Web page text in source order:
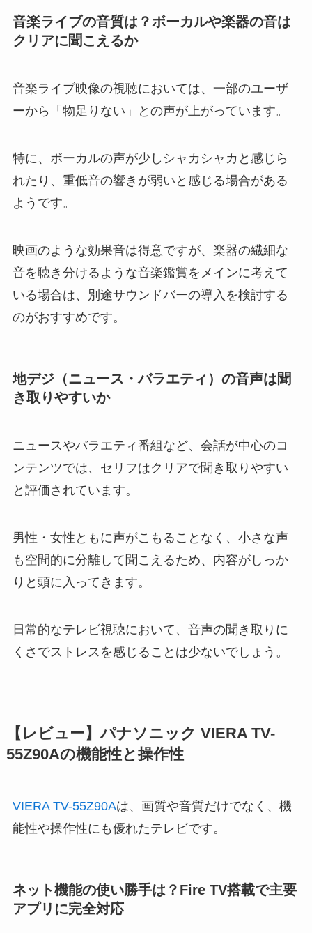
音楽ライブの音質は？ボーカルや楽器の音は
クリアに聞こえるか
音楽ライブ映像の視聴においては、一部のユーザ
ーから「物足りない」との声が上がっています。
特に、ボーカルの声が少しシャカシャカと感じら
れたり、重低音の響きが弱いと感じる場合がある
ようです。
映画のような効果音は得意ですが、楽器の繊細な
音を聴き分けるような音楽鑑賞をメインに考えて
いる場合は、別途サウンドバーの導入を検討する
のがおすすめです。
地デジ（ニュース・バラエティ）の音声は聞
き取りやすいか
ニュースやバラエティ番組など、会話が中心のコ
ンテンツでは、セリフはクリアで聞き取りやすい
と評価されています。
男性・女性ともに声がこもることなく、小さな声
も空間的に分離して聞こえるため、内容がしっか
りと頭に入ってきます。
日常的なテレビ視聴において、音声の聞き取りに
くさでストレスを感じることは少ないでしょう。
【レビュー】パナソニック VIERA TV-
55Z90Aの機能性と操作性
VIERA TV-55Z90Aは、画質や音質だけでなく、機
能性や操作性にも優れたテレビです。
ネット機能の使い勝手は？Fire TV搭載で主要
アプリに完全対応